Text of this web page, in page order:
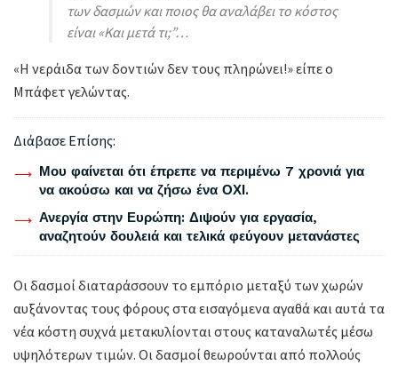
των δασμών και ποιος θα αναλάβει το κόστος
είναι «Και μετά τι;”…
«Η νεράιδα των δοντιών δεν τους πληρώνει!» είπε ο
Μπάφετ γελώντας.
Διάβασε Επίσης:
Μου φαίνεται ότι έπρεπε να περιμένω 7 χρονιά για
να ακούσω και να ζήσω ένα ΟΧΙ.
Ανεργία στην Ευρώπη: Διψούν για εργασία,
αναζητούν δουλειά και τελικά φεύγουν μετανάστες
Οι δασμοί διαταράσσουν το εμπόριο μεταξύ των χωρών
αυξάνοντας τους φόρους στα εισαγόμενα αγαθά και αυτά τα
νέα κόστη συχνά μετακυλίονται στους καταναλωτές μέσω
υψηλότερων τιμών. Οι δασμοί θεωρούνται από πολλούς